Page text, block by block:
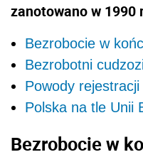
zanotowano w 1990
Bezrobocie w
Bezrobotni
Powody
Polska na tle Unii
Bezrobocie w